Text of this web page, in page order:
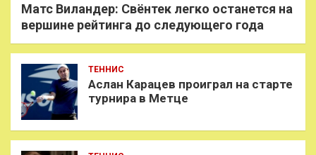
Матс Виландер: Свёнтек легко останется на
вершине рейтинга до следующего года
ТЕННИС
Аслан Карацев проиграл на старте
турнира в Метце